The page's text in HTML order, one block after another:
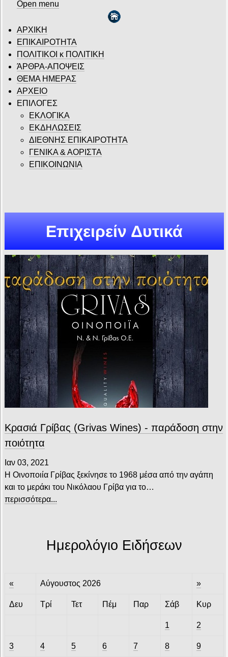
Open menu
ΑΡΧΙΚΗ
ΕΠΙΚΑΙΡΟΤΗΤΑ
ΠΟΛΙΤΙΚΟΙ κ ΠΟΛΙΤΙΚΗ
ΆΡΘΡΑ-ΑΠΟΨΕΙΣ
ΘΕΜΑ ΗΜΕΡΑΣ
ΑΡΧΕΙΟ
ΕΠΙΛΟΓΕΣ
ΕΚΛΟΓΙΚΑ
ΕΚΔΗΛΩΣΕΙΣ
ΔΙΕΘΝΗΣ ΕΠΙΚΑΙΡΟΤΗΤΑ
ΓΕΝΙΚΑ & ΑΟΡΙΣΤΑ
ΕΠΙΚΟΙΝΩΝΙΑ
Επιχειρείν Δυτικά
Κρασιά Γρίβας (Grivas Wines) - παράδοση στην
ποιότητα
Ιαν 03, 2021
Η Οινοποιία Γρίβας ξεκίνησε το 1968 μέσα από την αγάπη
και το μεράκι του Νικόλαου Γρίβα για το…
περισσότερα...
Ημερολόγιο Ειδήσεων
« Αύγουστος 2026 »
Δευ Τρί Τετ Πέμ Παρ Σάβ Κυρ
1 2
3 4 5 6 7 8 9